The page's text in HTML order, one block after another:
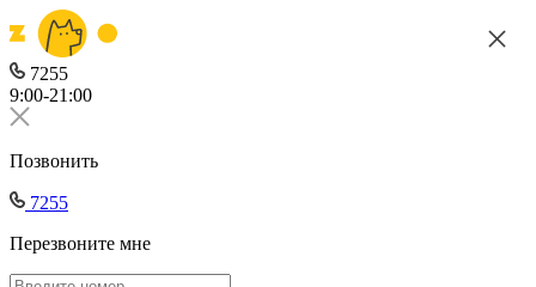
7255
9:00-21:00
Позвонить
7255
Перезвоните мне